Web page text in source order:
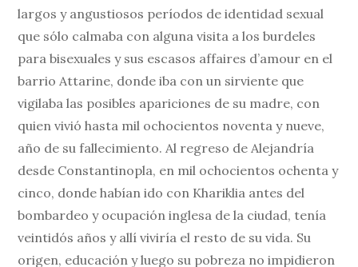
largos y angustiosos períodos de identidad sexual
que sólo calmaba con alguna visita a los burdeles
para bisexuales y sus escasos affaires d’amour en el
barrio Attarine, donde iba con un sirviente que
vigilaba las posibles apariciones de su madre, con
quien vivió hasta mil ochocientos noventa y nueve,
año de su fallecimiento. Al regreso de Alejandría
desde Constantinopla, en mil ochocientos ochenta y
cinco, donde habían ido con Khariklia antes del
bombardeo y ocupación inglesa de la ciudad, tenía
veintidós años y allí viviría el resto de su vida. Su
origen, educación y luego su pobreza no impidieron